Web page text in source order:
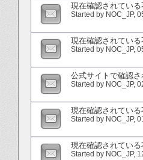
現在確認されてい
Started by NOC_JP‎,
現在確認されてい
Started by NOC_JP‎,
公式サイトで確認
Started by NOC_JP‎,
現在確認されてい
Started by NOC_JP‎,
現在確認されてい
Started by NOC_JP‎,